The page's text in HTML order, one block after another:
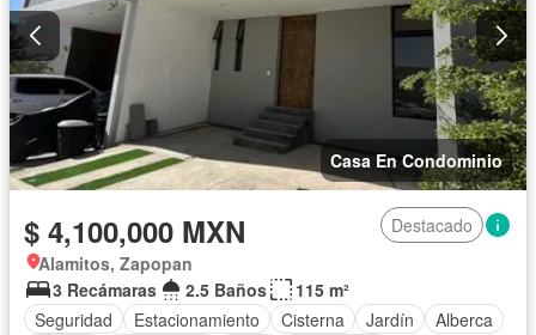
Casa En Condominio
$ 4,100,000 MXN
Destacado
Alamitos, Zapopan
3 Recámaras
2.5 Baños
115 m²
Seguridad
Estacionamiento Cisterna Jardín
Alberca